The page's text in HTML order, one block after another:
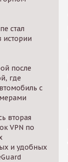
стал
после
где
с
вторая
VPN по
и удобных